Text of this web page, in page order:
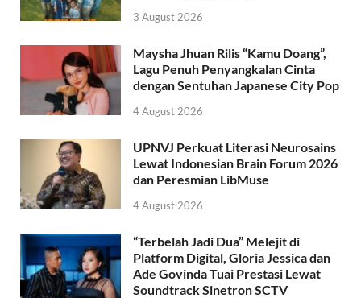
3 August 2026
Maysha Jhuan Rilis “Kamu Doang”,
Lagu Penuh Penyangkalan Cinta
dengan Sentuhan Japanese City Pop
4 August 2026
UPNVJ Perkuat Literasi Neurosains
Lewat Indonesian Brain Forum 2026
dan Peresmian LibMuse
4 August 2026
“Terbelah Jadi Dua” Melejit di
Platform Digital, Gloria Jessica dan
Ade Govinda Tuai Prestasi Lewat
Soundtrack Sinetron SCTV